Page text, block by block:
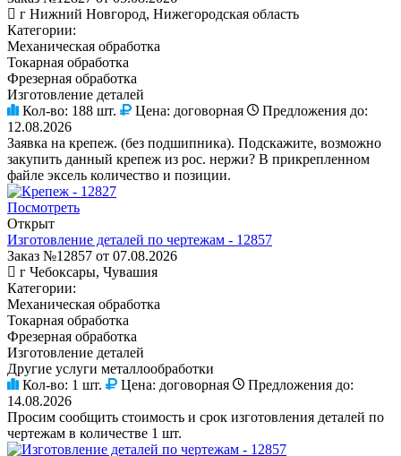
г Нижний Новгород, Нижегородская область
Категории:
Механическая обработка
Токарная обработка
Фрезерная обработка
Изготовление деталей
Кол-во: 188 шт. Цена: договорная
Предложения до:
12.08.2026
Заявка на крепеж. (без подшипника). Подскажите, возможно
закупить данный крепеж из рос. нержи? В прикрепленном
файле эксель количество и позиции.
Посмотреть
Открыт
Изготовление деталей по чертежам - 12857
Заказ №12857 от 07.08.2026
г Чебоксары, Чувашия
Категории:
Механическая обработка
Токарная обработка
Фрезерная обработка
Изготовление деталей
Другие услуги металлообработки
Кол-во: 1 шт. Цена: договорная
Предложения до:
14.08.2026
Просим сообщить стоимость и срок изготовления деталей по
чертежам в количестве 1 шт.